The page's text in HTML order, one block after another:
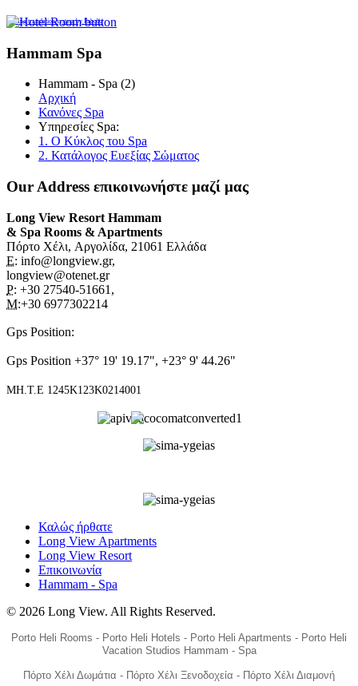
FaLang translation system by Faboba
Hammam Spa
Hammam - Spa (2)
Αρχική
Κανόνες Spa
Υπηρεσίες Spa:
1. Ο Kύκλος του Spa
2. Κατάλογος Ευεξίας Σώματος
Our Address επικοινωνήστε μαζί μας
Long View Resort Hammam
& Spa Rooms & Apartments
Πόρτο Χέλι, Αργολίδα, 21061 Ελλάδα
E: info@longview.gr,
longview@otenet.gr
P: +30 27540-51661,
M:+30 6977302214
Gps Position:
Gps Position +37° 19' 19.17", +23° 9' 44.26"
ΜΗ.Τ.Ε 1245Κ123Κ0214001
Καλώς ήρθατε
Long View Apartments
Long View Resort
Επικοινωνία
Hammam - Spa
© 2026 Long View. All Rights Reserved.
Porto Heli Rooms - Porto Heli Hotels - Porto Heli Apartments - Porto Heli
Vacation Studios Hammam - Spa
Πόρτο Χέλι Δωμάτια - Πόρτο Χέλι Ξενοδοχεία - Πόρτο Χέλι Διαμονή